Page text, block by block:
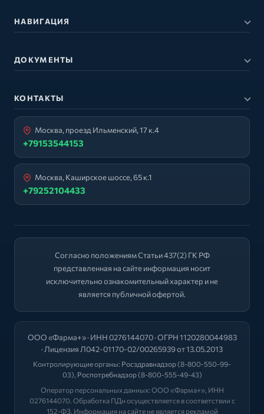
НАВИГАЦИЯ
ДОКУМЕНТЫ
КОНТАКТЫ
Москва, проезд Ильменский, 17 к.4
+79153544153
Москва, Каширское шоссе, 65 к.1
+79252104433
Согласно положениям Статьи 437(2) ГК РФ
представленная на сайте информация носит
исключительно ознакомительный характер и не
является публичной офертой.
ООО «Фарма+» · ИНН 0276144070 · ОГРН 1120280044983
· Лицензия Л042-01170-02/00265939 от 13.05.2013
Контролирующие органы: Росздравнадзор(8-800-550-99-
03), Роспотребнадзор(8-800-555-49-43)
Оператор персональных данных: ООО «Фарма+», ИНН
0276144070. Обработка ПДн осуществляется в соответствии с
152-ФЗ. Информация на сайте не является рекламой